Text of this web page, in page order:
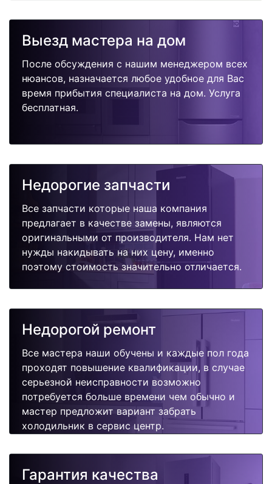
поломок.
Выезд мастера на дом
После обсуждения с нашим менеджером всех
нюансов, назначается любое удобное для Вас
время прибытия специалиста на дом. Услуга
бесплатная.
Недорогие запчасти
Все запчасти которые наша компания
предлагает в качестве замены, являются
оригинальными от производителя. Нам нет
нужды накидывать на них цену, именно
поэтому стоимость значительно отличается.
Недорогой ремонт
Все мастера наши обучены и каждые пол года
проходят повышение квалификации, в случае
серьезной неисправности возможно
потребуется больше времени чем обычно и
мастер предложит вариант забрать
холодильник в сервис центр.
Гарантия качества